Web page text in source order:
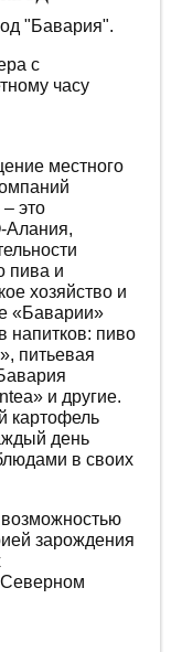
"Бавария".
с
часу
местного
это
Алания,
пива и
хозяйство и
«Баварии»
напитков: пиво
питьевая
и другие.
картофель
день
в своих
возможностью
зарождения
Северном